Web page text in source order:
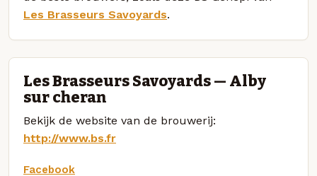
Les Brasseurs Savoyards.
Les Brasseurs Savoyards — Alby
sur cheran
Bekijk de website van de brouwerij:
http://www.bs.fr
Facebook